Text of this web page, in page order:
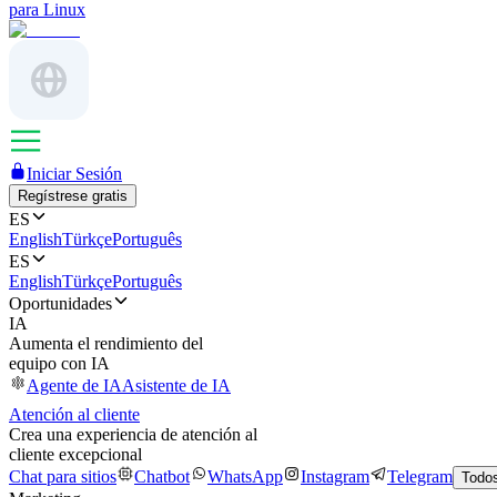
para Linux
Iniciar Sesión
Regístrese gratis
ES
EnglishTürkçePortuguês
ES
EnglishTürkçePortuguês
Oportunidades
IA
Aumenta el rendimiento del
equipo con IA
Agente de IAAsistente de IA
Atención al cliente
Crea una experiencia de atención al
cliente excepcional
Chat para sitios
Chatbot WhatsApp Instagram Telegram